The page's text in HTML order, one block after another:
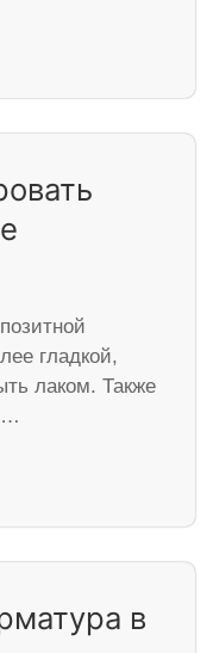
гладкой,
лаком. Также
в